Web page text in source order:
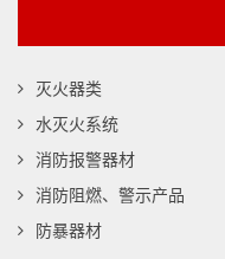
灭火器类
水灭火系统
消防报警器材
消防阻燃、警示产品
防暴器材